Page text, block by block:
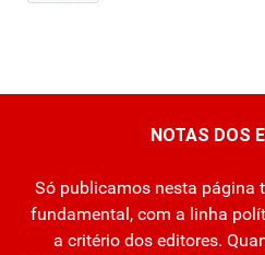
NOTAS DOS
Só publicamos nesta página
fundamental, com a linha
a critério dos editores.